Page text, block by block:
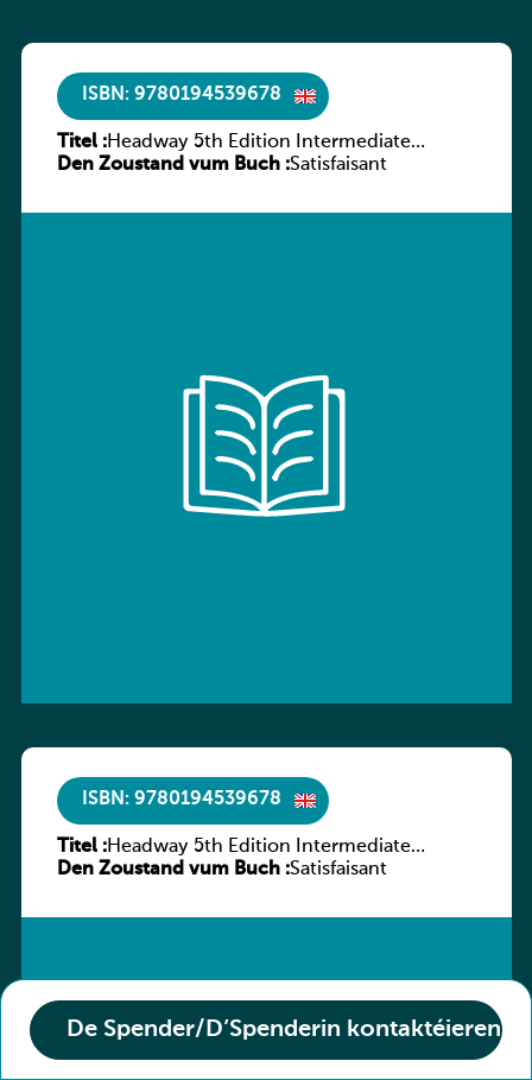
De Spender/D’Spenderin kontaktéieren
ISBN: 9780194539678
Titel :Headway 5th Edition Intermediate
Workbook without key
Den Zoustand vum Buch :Satisfaisant
ISBN: 9780194539678
Titel :Headway 5th Edition Intermediate
Workbook without key
Den Zoustand vum Buch :Satisfaisant